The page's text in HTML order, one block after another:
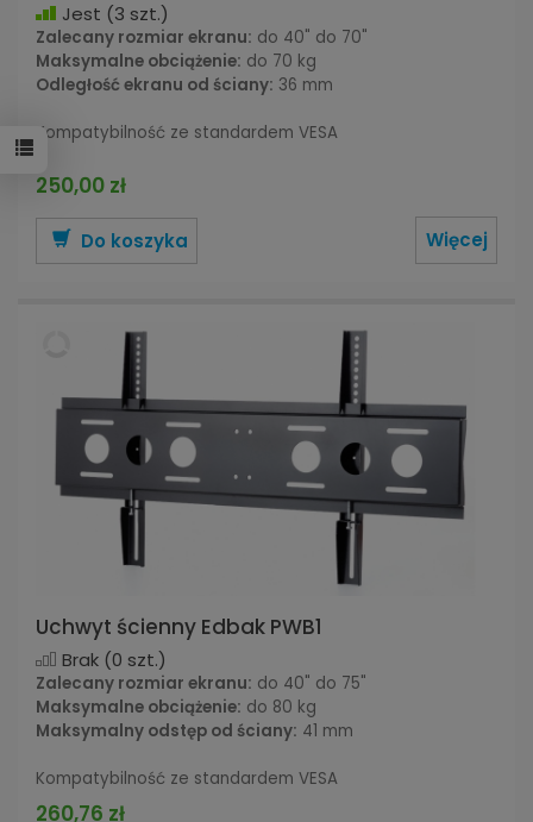
Jest (3 szt.)
Zalecany rozmiar ekranu: do 40" do 70"
Maksymalne obciążenie: do 70 kg
Odległość ekranu od ściany: 36 mm
Kompatybilność ze standardem VESA
250,00 zł
Do koszyka Więcej
Uchwyt ścienny Edbak PWB1
Brak (0 szt.)
Zalecany rozmiar ekranu: do 40" do 75"
Maksymalne obciążenie: do 80 kg
Maksymalny odstęp od ściany: 41 mm
Kompatybilność ze standardem VESA
260,76 zł